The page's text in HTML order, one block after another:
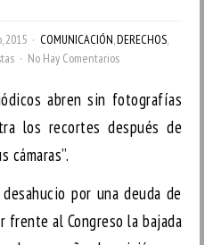
2015 COMUNICACIÓN,DERECHOS
No Hay Comentarios
abren sin fotografías
los recortes después de
cámaras”.
por una deuda de
frente al Congreso la bajada